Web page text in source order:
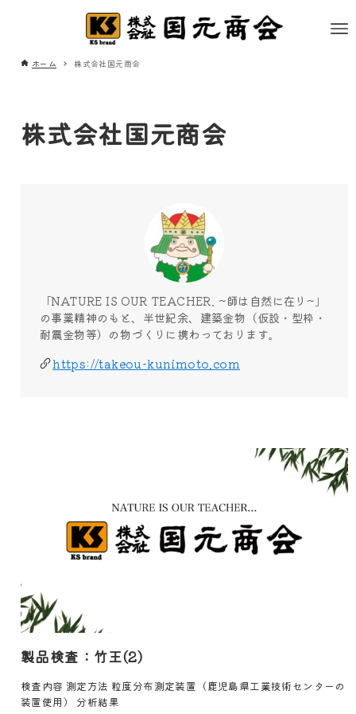
ホーム 株式会社国元商会
株式会社国元商会
「NATURE IS OUR TEACHER. ~師は自然に在り~」
の事業精神のもと、半世紀余、建築金物（仮設・型枠・
耐震金物等）の物づくりに携わっております。
https://takeou-kunimoto.com
製品検査：竹王(2)
検査内容 測定方法 粒度分布測定装置（鹿児島県工業技術センターの
装置使用） 分析結果